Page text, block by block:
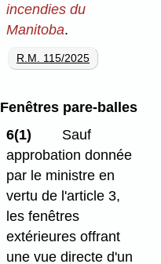
incendies du
Manitoba.
R.M. 115/2025
Fenêtres pare-balles
6(1)
Sauf
approbation donnée
par le ministre en
vertu de l'article 3,
les fenêtres
extérieures offrant
une vue directe d'un